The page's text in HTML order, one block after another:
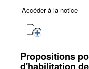
Accéder à la notice
Propositions
d'habilitation